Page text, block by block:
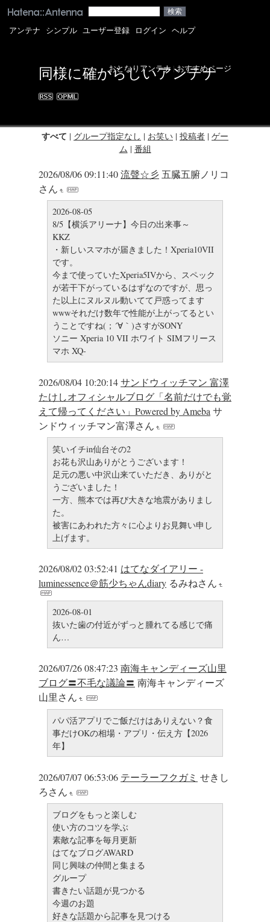
アンテナ シンプル ユーザー登録 ログイン ヘルプ
同様に確からしいアンテナ
すべて | グループ指定なし | お笑い | 投稿者 | ゲー
ム | 番組
おとなりアンテナ |おすすめページ
2026/08/06 09:11:40流聲☆彡 五臓五腑ノリコ
さん
2026-08-05
8/5【横浜アリーナ】今日の出来事～
KKZ
・新しいスマホが届きました！Xperia10VII
です。
今まで使っていたXperia5IVから、スペック
が若干下がっているはずなのですが、思っ
た以上にヌルヌル動いてて戸惑ってます
wwwそれだけ数年で性能が上がってるとい
うことですね(；´∀｀)さすがSONY
ソニー Xperia 10 VII ホワイト SIMフリース
マホ XQ-
2026/08/04 10:20:14サンドウィッチマン 富澤
たけしオフィシャルブログ「名前だけでも覚
えて帰ってください」Powered by Ameba サ
ンドウィッチマン富澤さん
笑いイチin仙台その2
お花も沢山ありがとうございます！
足元の悪い中沢山来ていただき、ありがと
うございました！
一方、熊本では再び大きな地震がありまし
た。
被害にあわれた方々に心よりお見舞い申し
上げます。
2026/08/02 03:52:41 はてなダイアリー -
luminessence＠筋少ちゃんdiary るみねさん
2026-08-01
抜いた歯の付近がずっと腫れてる感じで痛
ん…
2026/07/26 08:47:23 南海キャンディーズ山里
ブログ〓不毛な議論〓 南海キャンディーズ
山里さん
パパ活アプリでご飯だけはありえない？食
事だけOKの相場・アプリ・伝え方【2026
年】
2026/07/07 06:53:06 テーラーフクガミ せきし
ろさん
ブログをもっと楽しむ
使い方のコツを学ぶ
素敵な記事を毎月更新
はてなブログAWARD
同じ興味の仲間と集まる
グループ
書きたい話題が見つかる
今週のお題
好きな話題から記事を見つける